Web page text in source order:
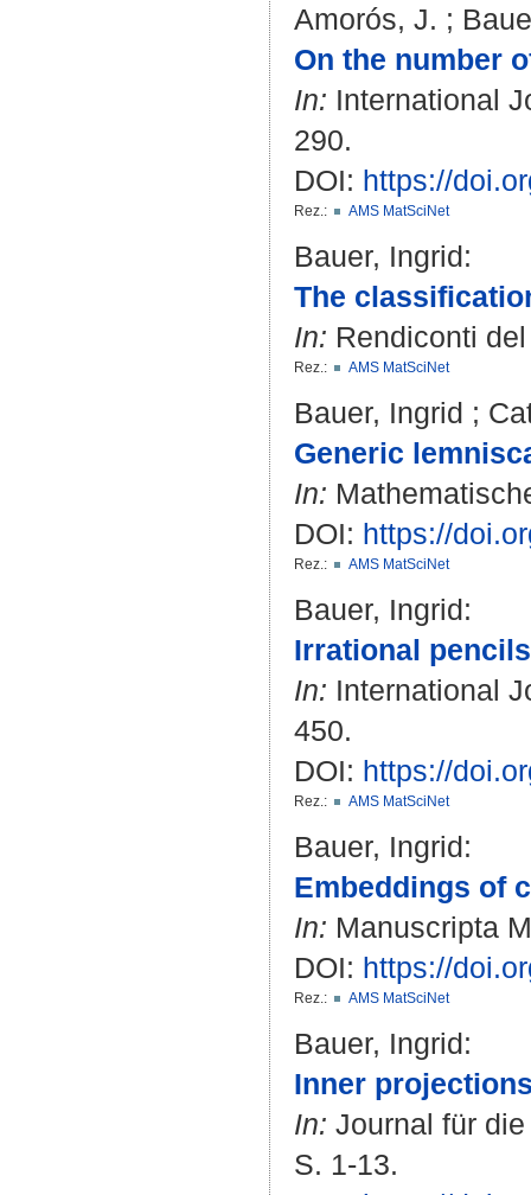
Amorós, J. ;
On the number
In: International
290.
DOI: https://
Rez.: AMS MatSciNet
Bauer, Ingrid:
The
In: Rendiconti
Rez.: AMS MatSciNet
Bauer, Ingrid ;
Generic
In:
DOI: https://
Rez.: AMS MatSciNet
Bauer, Ingrid:
Irrational
In: International
450.
DOI: https://
Rez.: AMS MatSciNet
Bauer, Ingrid:
Embeddings of
In: Manuscripta
DOI: https://
Rez.: AMS MatSciNet
Bauer, Ingrid:
Inner
In: Journal für
S. 1-13.